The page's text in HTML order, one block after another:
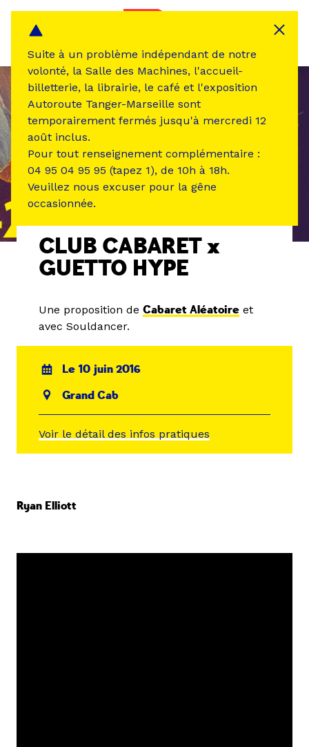
ÉVÉNEMENT PASSÉ
CLUB CABARET x
GUETTO HYPE
Une proposition de Cabaret Aléatoire et
avec Souldancer.
Le 10 juin 2016
Grand Cab
Voir le détail des infos pratiques
Ryan Elliott
Suite à un problème indépendant de notre
volonté, la Salle des Machines, l'accueil-
billetterie, la librairie, le café et l'exposition
Autoroute Tanger-Marseille sont
temporairement fermés jusqu'à mercredi 12
août inclus.
Pour tout renseignement complémentaire :
04 95 04 95 95 (tapez 1), de 10h à 18h.
Veuillez nous excuser pour la gêne
occasionnée.
Panneau de gestion des cookies